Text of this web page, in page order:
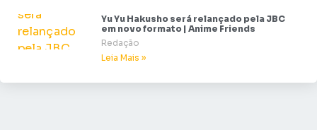
Yu Yu Hakusho será relançado pela JBC
em novo formato | Anime Friends
Redação
Leia Mais »